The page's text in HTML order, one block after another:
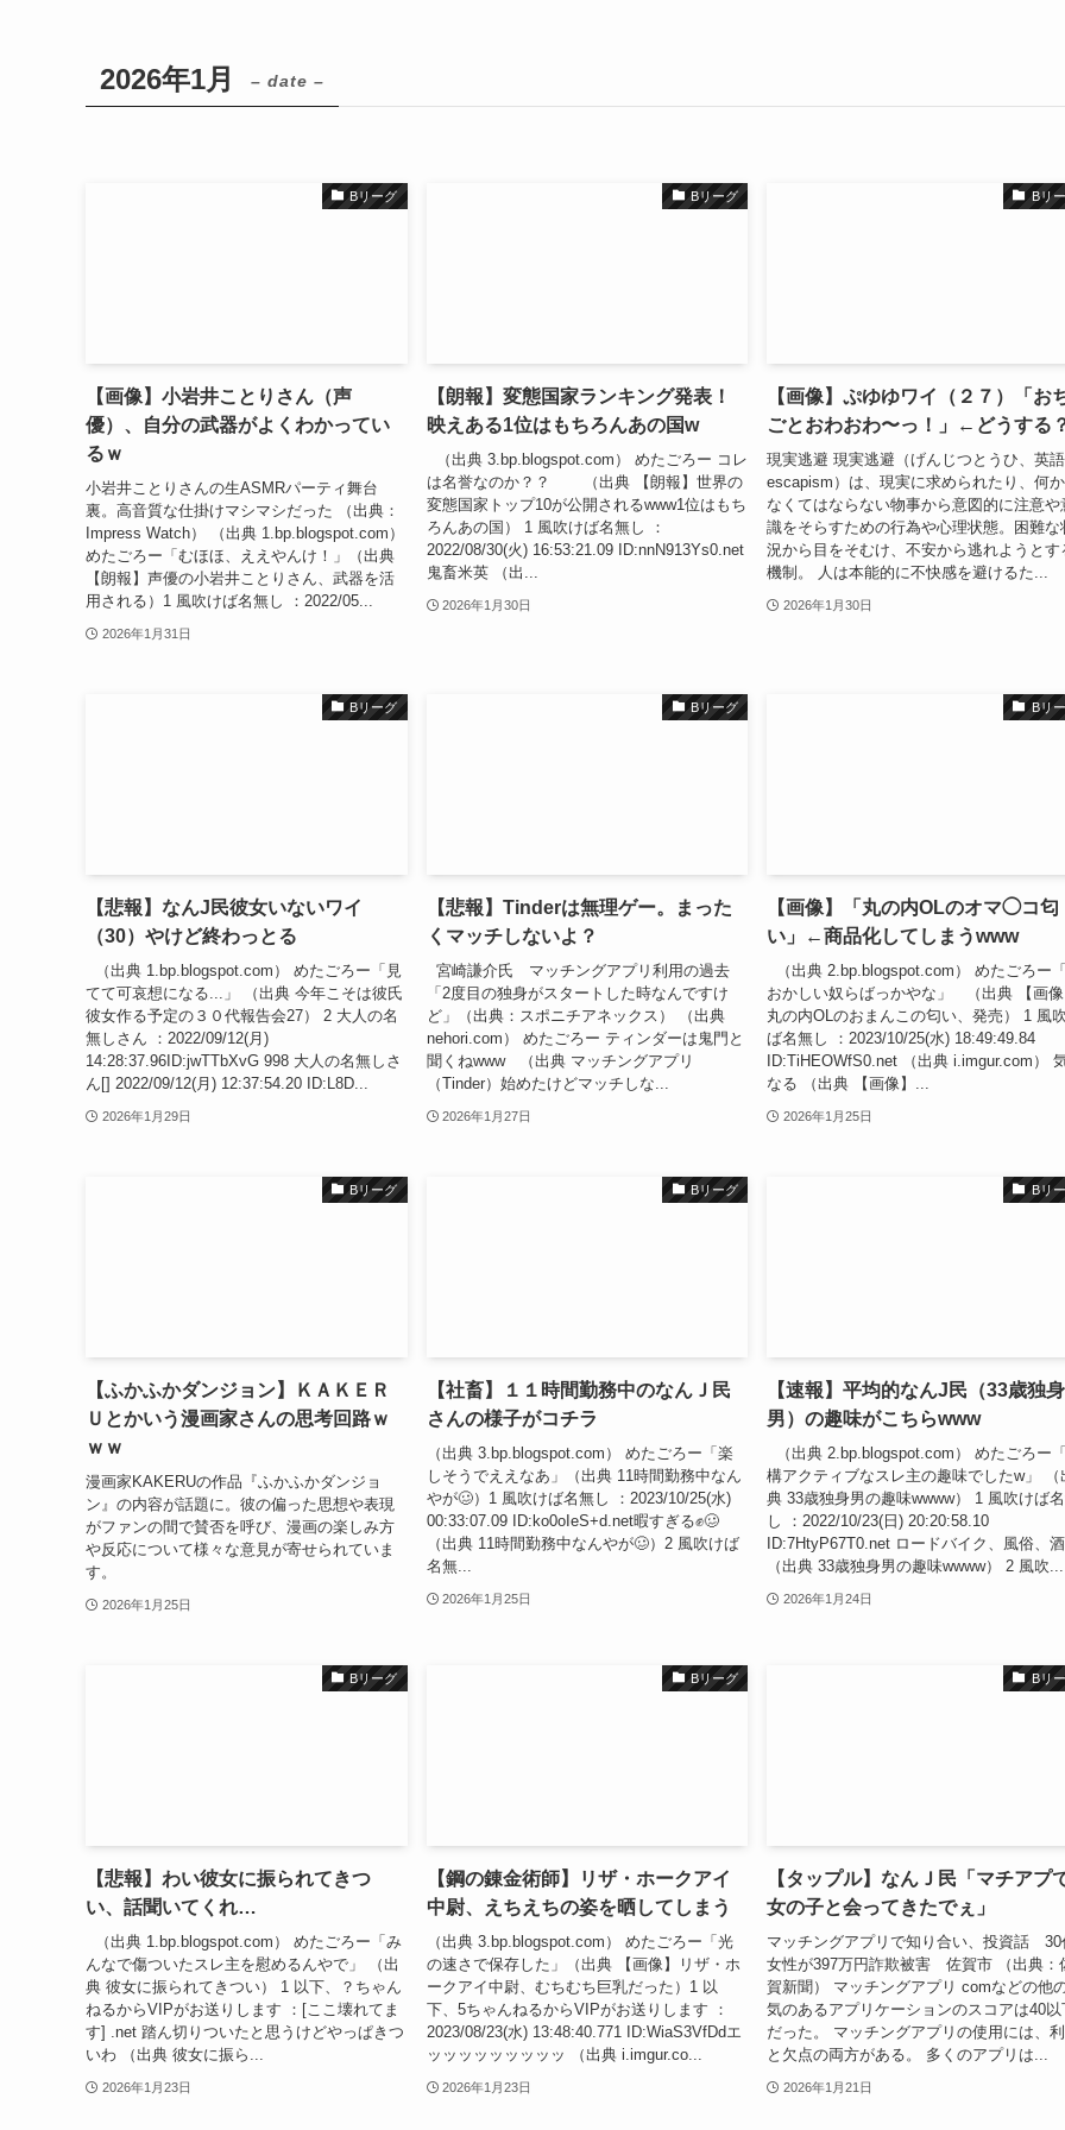
2026年1月 – date –
Bリーグ
【画像】小岩井ことりさん（声
優）、自分の武器がよくわかってい
るｗ
小岩井ことりさんの生ASMRパーティ舞台
裏。高音質な仕掛けマシマシだった （出典：
Impress Watch） （出典 1.bp.blogspot.com）
めたごろー「むほほ、ええやんけ！」（出典
【朗報】声優の小岩井ことりさん、武器を活
用される）1 風吹けば名無し ：2022/05...
2026年1月31日
Bリーグ
【朗報】変態国家ランキング発表！
映えある1位はもちろんあの国w
（出典 3.bp.blogspot.com） めたごろー コレ
は名誉なのか？？ （出典 【朗報】世界の
変態国家トップ10が公開されるwww1位はもち
ろんあの国） 1 風吹けば名無し ：
2022/08/30(火) 16:53:21.09 ID:nnN913Ys0.net
鬼畜米英 （出...
2026年1月30日
Bリ
【画像】ぷゆゆワイ（２７）「お
ごとおわおわ〜っ！」←どうする
現実逃避 現実逃避（げんじつとうひ、英
escapism）は、現実に求められたり、何
なくてはならない物事から意図的に注意や
識をそらすための行為や心理状態。困難な
況から目をそむけ、不安から逃れようとす
機制。 人は本能的に不快感を避けるた...
2026年1月30日
Bリーグ
【悲報】なんJ民彼女いないワイ
（30）やけど終わっとる
（出典 1.bp.blogspot.com） めたごろー「見
てて可哀想になる...」 （出典 今年こそは彼氏
彼女作る予定の３０代報告会27） 2 大人の名
無しさん ：2022/09/12(月)
14:28:37.96ID:jwTTbXvG 998 大人の名無しさ
ん[] 2022/09/12(月) 12:37:54.20 ID:L8D...
2026年1月29日
Bリーグ
【悲報】Tinderは無理ゲー。まった
くマッチしないよ？
宮崎謙介氏 マッチングアプリ利用の過去
「2度目の独身がスタートした時なんですけ
ど」（出典：スポニチアネックス） （出典
nehori.com） めたごろー ティンダーは鬼門と
聞くねwww （出典 マッチングアプリ
（Tinder）始めたけどマッチしな...
2026年1月27日
Bリ
【画像】「丸の内OLのオマ◯コ匂
い」←商品化してしまうwww
（出典 2.bp.blogspot.com） めたごろー
おかしい奴らばっかやな」 （出典 【画像
丸の内OLのおまんこの匂い、発売） 1 風
ば名無し ：2023/10/25(水) 18:49:49.84
ID:TiHEOWfS0.net （出典 i.imgur.com）
なる （出典 【画像】...
2026年1月25日
Bリーグ
【ふかふかダンジョン】ＫＡＫＥＲ
Ｕとかいう漫画家さんの思考回路ｗ
ｗｗ
漫画家KAKERUの作品『ふかふかダンジョ
ン』の内容が話題に。彼の偏った思想や表現
がファンの間で賛否を呼び、漫画の楽しみ方
や反応について様々な意見が寄せられていま
す。
2026年1月25日
Bリーグ
【社畜】１１時間勤務中のなんＪ民
さんの様子がコチラ
（出典 3.bp.blogspot.com） めたごろー「楽
しそうでええなあ」（出典 11時間勤務中なん
やが🥴）1 風吹けば名無し ：2023/10/25(水)
00:33:07.09 ID:ko0oIeS+d.net暇すぎる✊🥴
（出典 11時間勤務中なんやが🥴）2 風吹けば
名無...
2026年1月25日
Bリ
【速報】平均的なんJ民（33歳独身
男）の趣味がこちらwww
（出典 2.bp.blogspot.com） めたごろー
構アクティブなスレ主の趣味でしたw」 （
典 33歳独身男の趣味wwww） 1 風吹けば
し ：2022/10/23(日) 20:20:58.10
ID:7HtyP67T0.net ロードバイク、風俗、酒
（出典 33歳独身男の趣味wwww） 2 風吹...
2026年1月24日
Bリーグ
【悲報】わい彼女に振られてきつ
い、話聞いてくれ…
（出典 1.bp.blogspot.com） めたごろー「み
んなで傷ついたスレ主を慰めるんやで」 （出
典 彼女に振られてきつい） 1 以下、？ちゃん
ねるからVIPがお送りします ：[ここ壊れてま
す] .net 踏ん切りついたと思うけどやっぱきつ
いわ （出典 彼女に振ら...
2026年1月23日
Bリーグ
【鋼の錬金術師】リザ・ホークアイ
中尉、えちえちの姿を晒してしまう
（出典 3.bp.blogspot.com） めたごろー「光
の速さで保存した」（出典 【画像】リザ・ホ
ークアイ中尉、むちむち巨乳だった）1 以
下、5ちゃんねるからVIPがお送りします ：
2023/08/23(水) 13:48:40.771 ID:WiaS3VfDdエ
ッッッッッッッッッ （出典 i.imgur.co...
2026年1月23日
Bリ
【タップル】なんＪ民「マチアプ
女の子と会ってきたでぇ」
マッチングアプリで知り合い、投資話 30
女性が397万円詐欺被害 佐賀市 （出典：
賀新聞） マッチングアプリ comなどの他
気のあるアプリケーションのスコアは40以
だった。 マッチングアプリの使用には、
と欠点の両方がある。 多くのアプリは...
2026年1月21日